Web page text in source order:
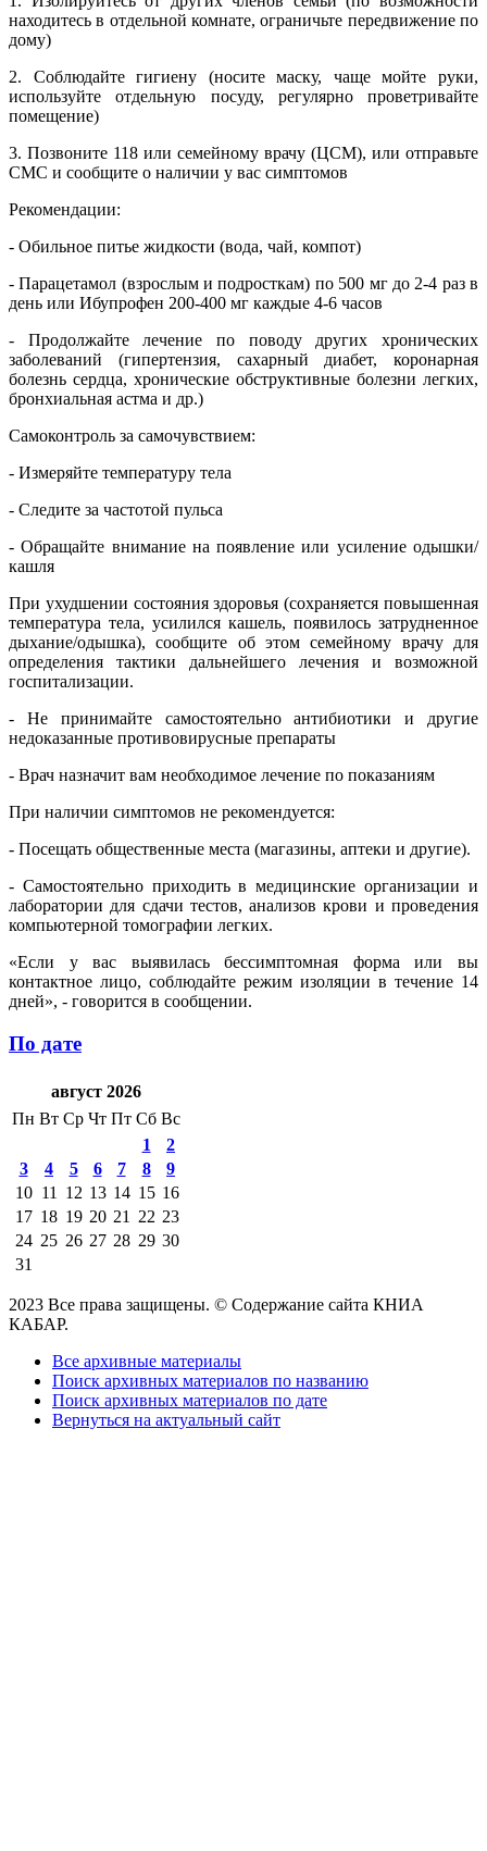
находитесь в отдельной комнате, ограничьте передвижение по
дому)
2. Соблюдайте гигиену (носите маску, чаще мойте руки,
используйте отдельную посуду, регулярно проветривайте
помещение)
3. Позвоните 118 или семейному врачу (ЦСМ), или отправьте
СМС и сообщите о наличии у вас симптомов
Рекомендации:
- Обильное питье жидкости (вода, чай, компот)
- Парацетамол (взрослым и подросткам) по 500 мг до 2-4 раз в
день или Ибупрофен 200-400 мг каждые 4-6 часов
- Продолжайте лечение по поводу других хронических
заболеваний (гипертензия, сахарный диабет, коронарная
болезнь сердца, хронические обструктивные болезни легких,
бронхиальная астма и др.)
Самоконтроль за самочувствием:
- Измеряйте температуру тела
- Следите за частотой пульса
- Обращайте внимание на появление или усиление одышки/
кашля
При ухудшении состояния здоровья (сохраняется повышенная
температура тела, усилился кашель, появилось затрудненное
дыхание/одышка), сообщите об этом семейному врачу для
определения тактики дальнейшего лечения и возможной
госпитализации.
- Не принимайте самостоятельно антибиотики и другие
недоказанные противовирусные препараты
- Врач назначит вам необходимое лечение по показаниям
При наличии симптомов не рекомендуется:
- Посещать общественные места (магазины, аптеки и другие).
- Самостоятельно приходить в медицинские организации и
лаборатории для сдачи тестов, анализов крови и проведения
компьютерной томографии легких.
«Если у вас выявилась бессимптомная форма или вы
контактное лицо, соблюдайте режим изоляции в течение 14
дней», - говорится в сообщении.
По дате
август 2026
Пн Вт Ср Чт Пт Сб Вс
1
2
3
4 5 6 7 8
9
10 11 12 13 14 15 16
17 18 19 20 21 22 23
24 25 26 27 28 29 30
31
2023 Все права защищены. © Содержание сайта КНИА
КАБАР.
Все архивные материалы
Поиск архивных материалов по названию
Поиск архивных материалов по дате
Вернуться на актуальный сайт